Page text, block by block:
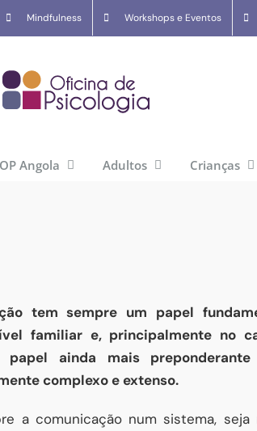
Mindfulness Workshops e Eventos
OP Angola Adultos Crianças
tem sempre um papel
familiar e, principalmente no
papel ainda mais
complexo e extenso.
a comunicação num sistema, seja